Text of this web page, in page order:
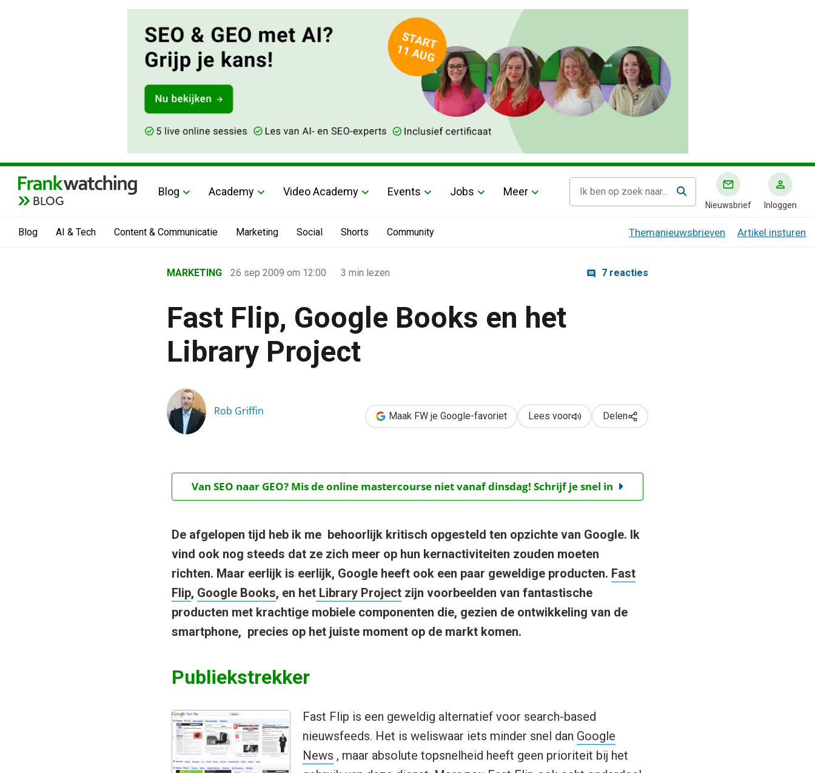
BLOG
Blog Academy Video Academy Events Jobs Meer
Nieuwsbrief Inloggen
Blog AI & Tech Content & Communicatie Marketing Social Shorts Community Themanieuwsbrieven Artikel insturen
›
Marketing
›
MARKETING 26 sep 2009 om 12:00 3 min lezen 7 reacties
Fast Flip, Google Books en het
Library Project
Rob Griffin Maak FW je Google-favoriet Lees voor Delen
Van SEO naar GEO? Mis de online mastercourse niet vanaf dinsdag! Schrijf je snel in
De afgelopen tijd heb ik me behoorlijk kritisch opgesteld ten opzichte van Google. Ik
vind ook nog steeds dat ze zich meer op hun kernactiviteiten zouden moeten
richten. Maar eerlijk is eerlijk, Google heeft ook een paar geweldige producten. Fast
Flip, Google Books, en hetLibrary Projectzijn voorbeelden van fantastische
producten met krachtige mobiele componenten die, gezien de ontwikkeling van de
smartphone, precies op het juiste moment op de markt komen.
Publiekstrekker
Fast Flip is een geweldig alternatief voor search-based
nieuwsfeeds. Het is weliswaar iets minder snel dan Google
News , maar absolute topsnelheid heeft geen prioriteit bij het